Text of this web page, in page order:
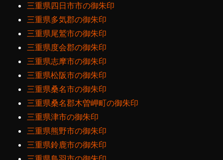
三重県四日市市の御朱印
三重県多気郡の御朱印
三重県尾鷲市の御朱印
三重県度会郡の御朱印
三重県志摩市の御朱印
三重県松阪市の御朱印
三重県桑名市の御朱印
三重県桑名郡木曽岬町の御朱印
三重県津市の御朱印
三重県熊野市の御朱印
三重県鈴鹿市の御朱印